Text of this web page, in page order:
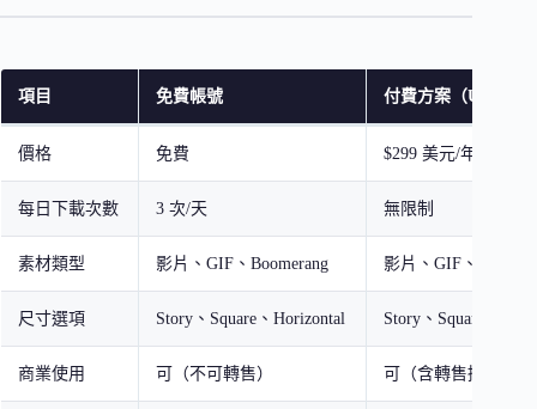
項目 免費帳號 付費方案（
價格 免費 $299 美元/年
每日下載次數 3 次/天 無限制
素材類型 影片、GIF、Boomerang 影片、GIF、
尺寸選項 Story、Square、Horizontal Story、Square、
商業使用 可（不可轉售） 可（含轉售授權）